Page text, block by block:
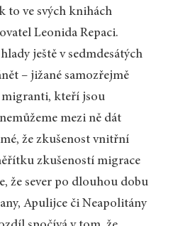
to ve svých knihách
Leonida Repaci.
ještě v sedmdesátých
– jižané samozřejmě
migranti, kteří jsou
mezi ně dát
že zkušenost vnitřní
zkušeností migrace
že sever po dlouhou dobu
Apulijce či Neapolitány